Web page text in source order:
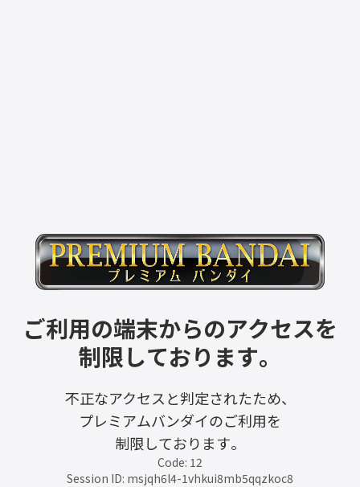
ご利用の端末からのアクセスを
制限しております。
不正なアクセスと判定されたため、
プレミアムバンダイのご利用を
制限しております。
Code: 12
Session ID: msjqh6l4-1vhkui8mb5qqzkoc8